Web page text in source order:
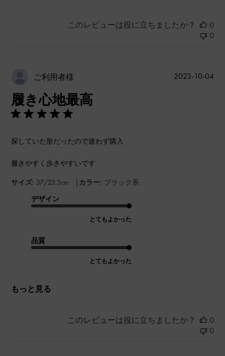
このレビューは役に立ちましたか？
0
0
ご利用者様
履き心地最高
探していた形だったので迷わず購入
履きやすく歩きやすいです
サイズ: 37/23.5cm | カラー: ブラック系
デザイン
とてもよかった
品質
とてもよかった
もっと見る
公
2023-10-04
このレビューは役に立ちましたか？
0
0